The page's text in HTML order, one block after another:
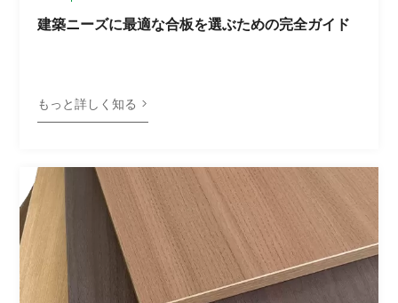
建築ニーズに最適な合板を選ぶための完全ガイド
もっと詳しく知る >